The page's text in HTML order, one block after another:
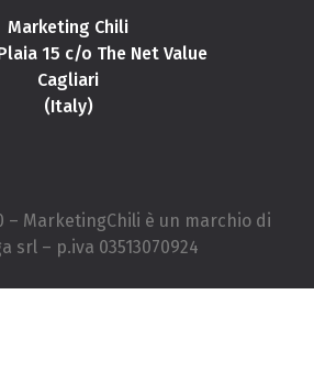
Marketing Chili
15 c/o The Net Value
Cagliari
(Italy)
– MarketingChili è un marchio di
srl – p.iva 03513070924